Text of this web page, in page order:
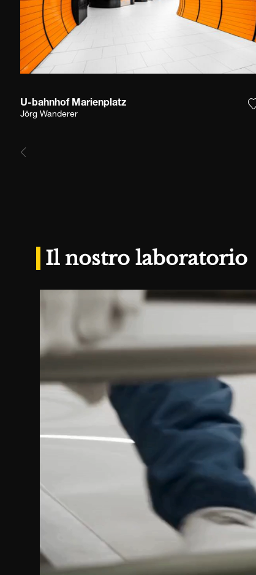
U-bahnhof Marienplatz
Jörg Wanderer
Il nostro laboratorio